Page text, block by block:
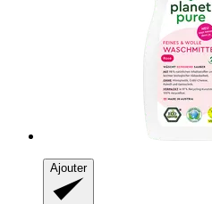
Ajouter